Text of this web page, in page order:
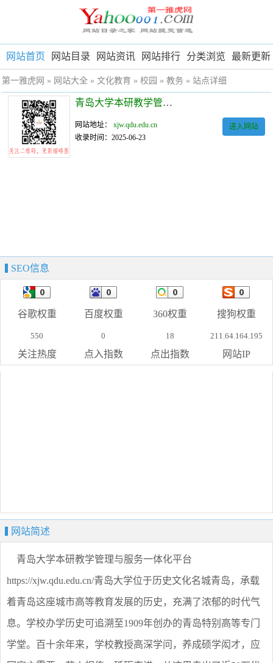
网站首页 网站目录 网站资讯 网站排行 分类浏览 最新更新
第一雅虎网 » 网站大全 » 文化教育 » 校园 » 教务 » 站点详细
青岛大学本研教学管理与服务一体化平台
网站地址：xjw.qdu.edu.cn
收录时间：2025-06-23
进入网站
SEO信息
谷歌权重 百度权重 360权重 搜狗权重
550
关注热度
0
点入指数
18
点出指数
211.64.164.195
网站IP
网站简述
青岛大学本研教学管理与服务一体化平台
https://xjw.qdu.edu.cn/青岛大学位于历史文化名城青岛，承载
着青岛这座城市高等教育发展的历史，充满了浓郁的时代气
息。学校办学历史可追溯至1909年创办的青岛特别高等专门
学堂。百十余年来，学校教授高深学问，养成硕学闳才，应